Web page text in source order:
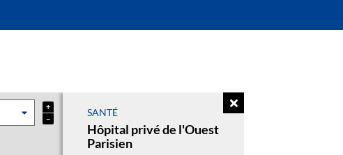
+
−
SANTÉ
Hôpital privé de l'Ouest
Parisien